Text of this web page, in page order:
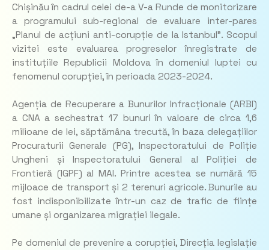
Chișinău în cadrul celei de-a V-a Runde de monitorizare
a programului sub-regional de evaluare inter-pares
„Planul de acțiuni anti-corupție de la Istanbul”. Scopul
vizitei este evaluarea progreselor înregistrate de
instituțiile Republicii Moldova în domeniul luptei cu
fenomenul corupției, în perioada 2023-2024.
Agenția de Recuperare a Bunurilor Infracționale (ARBI)
a CNA a sechestrat 17 bunuri în valoare de circa 1,6
milioane de lei, săptămâna trecută, în baza delegațiilor
Procuraturii Generale (PG), Inspectoratului de Poliție
Ungheni și Inspectoratului General al Poliției de
Frontieră (IGPF) al MAI. Printre acestea se numără 15
mijloace de transport și 2 terenuri agricole. Bunurile au
fost indisponibilizate într-un caz de trafic de ființe
umane și organizarea migrației ilegale.
Pe domeniul de prevenire a corupției, Direcția legislație